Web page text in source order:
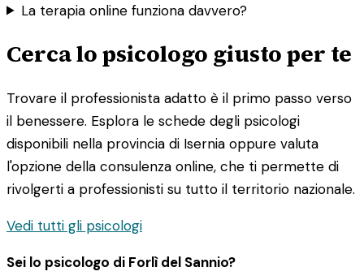
La terapia online funziona davvero?
Cerca lo psicologo giusto per te
Trovare il professionista adatto è il primo passo verso
il benessere. Esplora le schede degli psicologi
disponibili nella provincia di Isernia oppure valuta
l'opzione della consulenza online, che ti permette di
rivolgerti a professionisti su tutto il territorio nazionale.
Vedi tutti gli psicologi
Sei lo psicologo di Forlì del Sannio?